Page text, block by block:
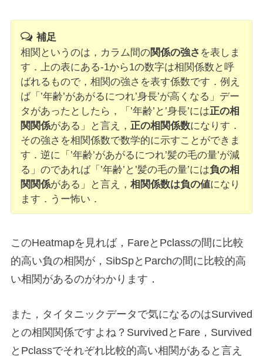
補足
相関というのは，カラム間の関係の強さ を表しま
す．上の表にある-1から1の数字は相関係数と呼
ばれるもので，相関の強さを表す係数です．例え
ば「’年齢’があがるにつれ’身長’が高くなる」デー
タがあったとしたら，「’年齢’と’身長’には正の相
関関係がある」と言え，正の相関係数になりす．
その強さを相関係数で数学的に示すことができま
す．逆に「’年齢’があがるにつれ’髪の毛の量’が減
る」のであれば「’年齢’と’髪の毛の量’には負の相
関関係がある」と言え，相関係数は負の値になり
ます．うー怖い．
このHeatmapを見れば，FareとPclassの間に比較
的高い負の相関が，SibSpとParchの間に比較的高
い相関があるのがわかります．
また，タイタニックデータで気になるのはSurvived
との相関関係ですよね？SurvivedとFare，Survived
とPclassでそれぞれ比較的高い相関があると言え